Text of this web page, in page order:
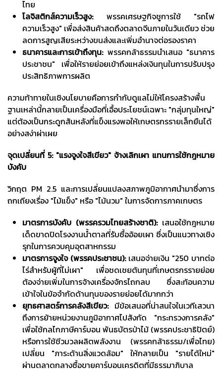
ไทย
โลจิสติกส์ความเร็วสูง:พรรคเศรษฐกิจชูการใช้ "รถไฟ
ความเร็วสูง" เพื่อส่งสินค้าสดถึงตลาดจีนภายในวันเดียว ช่วย
ลดการสูญเสียระหว่างขนส่งและเพิ่มอำนาจต่อรองราคา
ธนาคารและการเข้าถึงทุน:พรรคกล้าธรรมนำเสนอ "ธนาคาร
ประชาชน" เพื่อให้รายย่อยเข้าถึงแหล่งเงินทุนในการปรับปรุง
ประสิทธิภาพการผลิต
ความท้าทายในเชิงนโยบายคือการกำกับดูแลไม่ให้โครงสร้างพื้น
ฐานเหล่านี้กลายเป็นเครื่องมือที่เอื้อประโยชน์เฉพาะ "กลุ่มทุนใหญ่"
แต่ต้องเป็นกระดูกสันหลังที่แข็งแรงพอให้เกษตรกรรายเล็กยืนได้
อย่างสง่าผ่าเผย
จุดเปลี่ยนที่ 5: "แรงจูงใจสีเขียว" จ้างเลิกเผา แทนการใช้กฎหมาย
บังคับ
วิกฤต PM 2.5 และการเปลี่ยนแปลงสภาพภูมิอากาศนำมาซึ่งการ
ถกเถียงเรื่อง "ไม้แข็ง" หรือ "ไม้นวม" ในการจัดการภาคเกษตร
มาตรการบังคับ (พรรครวมไทยสร้างชาติ):เสนอใช้กฎหมาย
เด็ดขาดปิดโรงงานน้ำตาลที่รับซื้ออ้อยเผา ซึ่งเป็นแนวทางเชิง
รุกในการควบคุมอุตสาหกรรม
มาตรการจูงใจ (พรรคประชาชน):เสนอจ่ายเงิน "250 บาทต่อ
ไร่สำหรับผู้ที่ไม่เผา" เพื่อชดเชยต้นทุนที่เกษตรกรรายย่อย
ต้องจ่ายเพิ่มในการจ้างเครื่องจักรไถกลบ ซึ่งสะท้อนความ
เข้าใจในข้อจำกัดด้านทุนของรายย่อยได้มากกว่า
ยุทธศาสตร์การคลังสีเขียว:มีข้อเสนอที่น่าสนใจในเวทีเสวนา
ถึงการย้ายหน่วยงานภูมิอากาศไปสังกัด "กระทรวงการคลัง"
เพื่อใช้กลไกภาษีคาร์บอน พันธบัตรป่าไม้ (พรรคประชาธิปัตย์)
หรือการใช้ชีวมวลผลิตพลังงาน (พรรคกล้าธรรม/เพื่อไทย)
เปลี่ยน "ภาระด้านสิ่งแวดล้อม" ให้กลายเป็น "รายได้ใหม่"
ผ่านตลาดกลางซื้อขายคาร์บอนเครดิตที่มีธรรมาภิบาล